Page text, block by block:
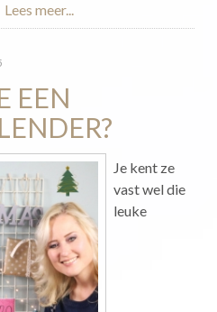
Lees meer...
EEN
Je kent ze
vast wel die
leuke